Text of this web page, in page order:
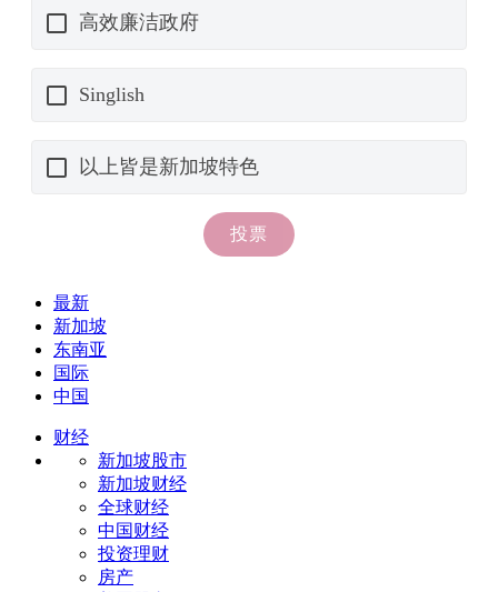
最新
新加坡
东南亚
国际
中国
财经
新加坡股市
新加坡财经
全球财经
中国财经
投资理财
房产